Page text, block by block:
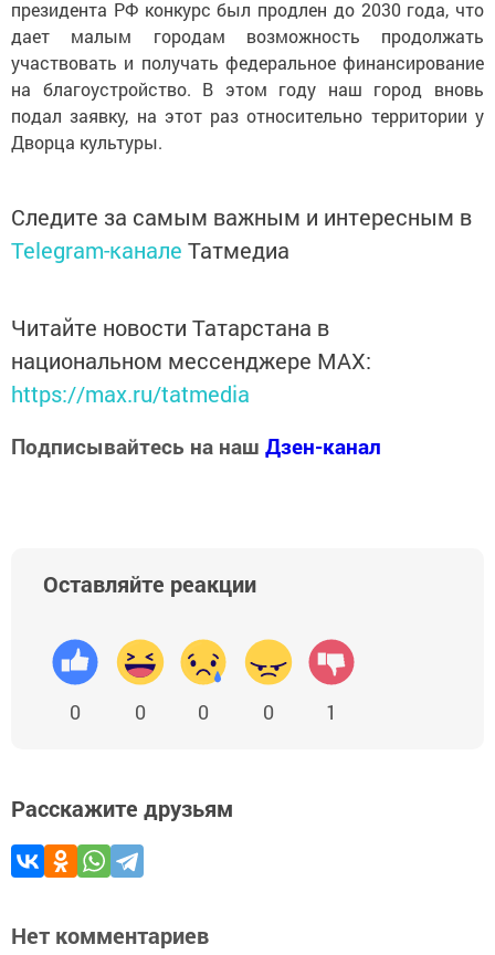
президента РФ конкурс был продлен до 2030 года, что
дает малым городам возможность продолжать
участвовать и получать федеральное финансирование
на благоустройство. В этом году наш город вновь
подал заявку, на этот раз относительно территории у
Дворца культуры.
Следите за самым важным и интересным в
Telegram-канале Татмедиа
Читайте новости Татарстана в
национальном мессенджере MАХ:
https://max.ru/tatmedia
Подписывайтесь на наш Дзен-канал
Оставляйте реакции
0 0 0 0 1
Расскажите друзьям
Нет комментариев